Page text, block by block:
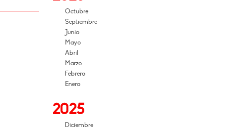
Octubre
Septiembre
Junio
Mayo
Abril
Marzo
Febrero
Enero
2025
Diciembre